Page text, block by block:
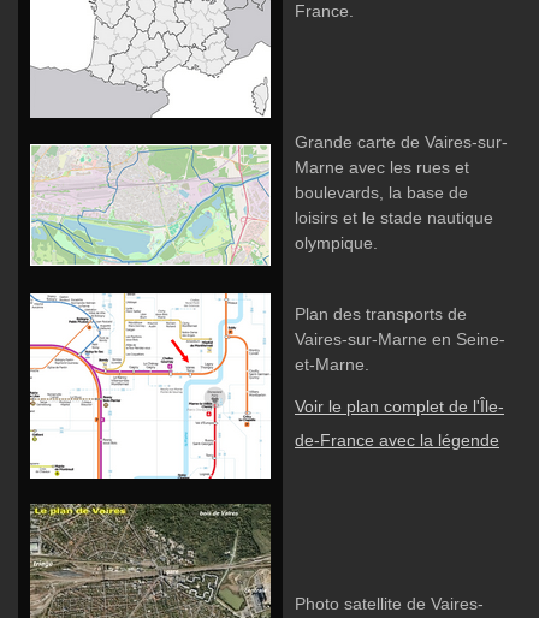
France.
Grande carte de Vaires-sur-
Marne avec les rues et
boulevards, la base de
loisirs et le stade nautique
olympique.
Plan des transports de
Vaires-sur-Marne en Seine-
et-Marne.
Voir le plan complet de l'Île-
de-France avec la légende
Photo satellite de Vaires-